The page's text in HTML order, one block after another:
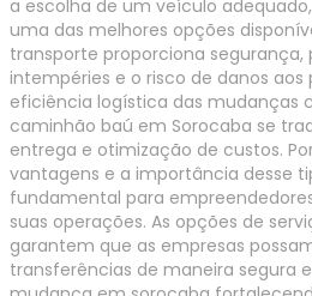
a escolha de um veículo
uma das melhores opções
transporte proporciona
intempéries e o risco de danos aos
eficiência logística das mudanças
caminhão baú em Sorocaba se
entrega e otimização de custos.
vantagens e a importância desse
fundamental para
suas operações. As opções de
garantem que as empresas
transferências de maneira segura